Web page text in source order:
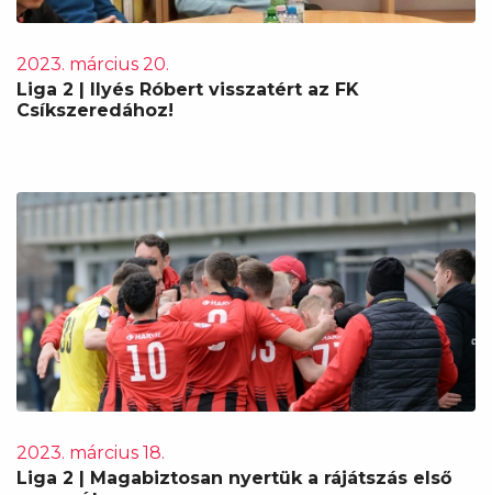
2023. március 20.
Liga 2 | Ilyés Róbert visszatért az FK
Csíkszeredához!
2023. március 18.
Liga 2 | Magabiztosan nyertük a rájátszás első